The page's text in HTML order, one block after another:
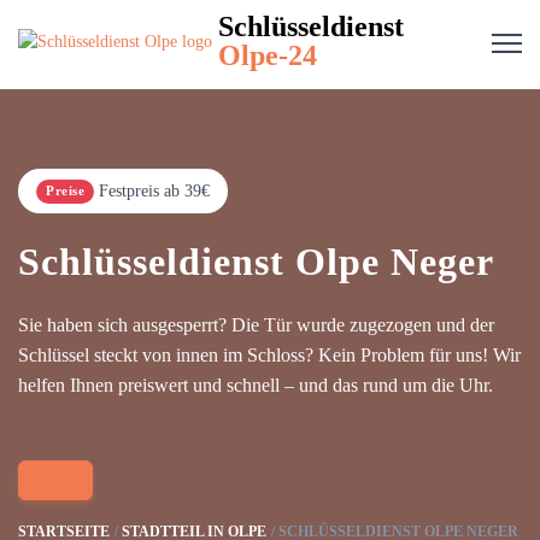
Schlüsseldienst
Olpe-24
Preise Festpreis ab 39€
Schlüsseldienst Olpe Neger
Sie haben sich ausgesperrt? Die Tür wurde zugezogen und der
Schlüssel steckt von innen im Schloss? Kein Problem für uns! Wir
helfen Ihnen preiswert und schnell – und das rund um die Uhr.
STARTSEITE STADTTEIL IN OLPE SCHLÜSSELDIENST OLPE NEGER